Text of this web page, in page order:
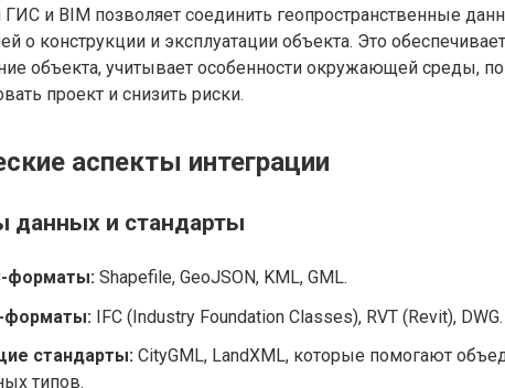
ГИС и BIM позволяет соединить геопространственные
о конструкции и эксплуатации объекта. Это
объекта, учитывает особенности окружающей среды,
проект и снизить риски.
аспекты интеграции
данных и стандарты
форматы: Shapefile, GeoJSON, KML, GML.
форматы: IFC (Industry Foundation Classes), RVT (Revit), DWG.
стандарты: CityGML, LandXML, которые помогают
типов.